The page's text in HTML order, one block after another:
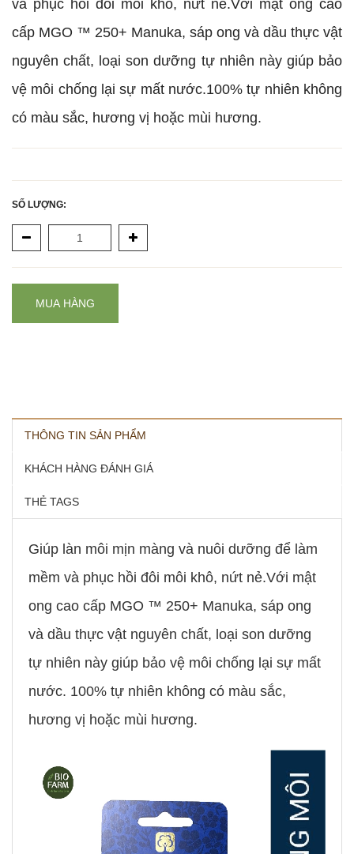
và phục hồi đôi môi khô, nứt nẻ.Với mật ong cao
cấp MGO ™ 250+ Manuka, sáp ong và dầu thực vật
nguyên chất, loại son dưỡng tự nhiên này giúp bảo
vệ môi chống lại sự mất nước.100% tự nhiên không
có màu sắc, hương vị hoặc mùi hương.
SỐ LƯỢNG:
MUA HÀNG
THÔNG TIN SẢN PHẨM
KHÁCH HÀNG ĐÁNH GIÁ
THẺ TAGS
Giúp làn môi mịn màng và nuôi dưỡng để làm
mềm và phục hồi đôi môi khô, nứt nẻ.Với mật
ong cao cấp MGO ™ 250+ Manuka, sáp ong
và dầu thực vật nguyên chất, loại son dưỡng
tự nhiên này giúp bảo vệ môi chống lại sự mất
nước. 100% tự nhiên không có màu sắc,
hương vị hoặc mùi hương.